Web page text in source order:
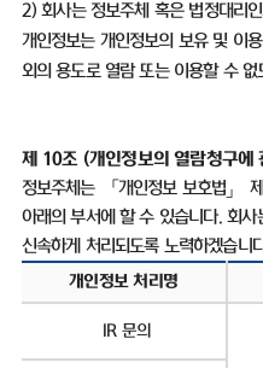
2) 회사는 정보주체 혹은 법정대리
개인정보는 개인정보의 보유 및 이
외의 용도로 열람 또는 이용할 수
제 10조 (개인정보의 열람청구에
정보주체는 「개인정보 보호법」 제
아래의 부서에 할 수 있습니다.회사
신속하게 처리되도록 노력하겠습니
개인정보 처리명
IR 문의